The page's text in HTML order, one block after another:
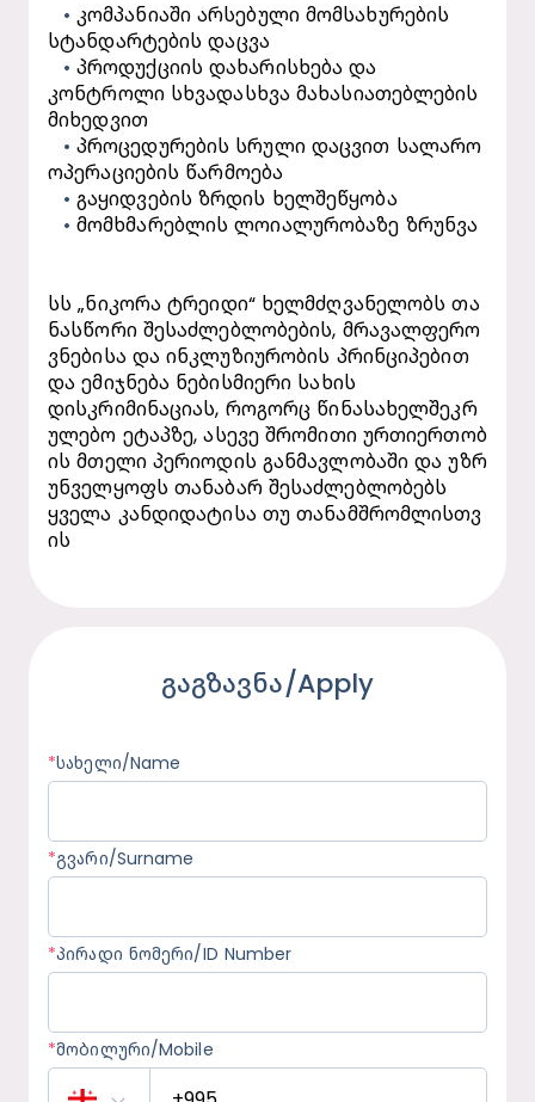
კომპანიაში არსებული მომსახურების
სტანდარტების დაცვა
პროდუქციის დახარისხება და
კონტროლი სხვადასხვა მახასიათებლების
მიხედვით
პროცედურების სრული დაცვით სალარო
ოპერაციების წარმოება
გაყიდვების ზრდის ხელშეწყობა
მომხმარებლის ლოიალურობაზე ზრუნვა
სს „ნიკორა ტრეიდი“ ხელმძღვანელობს თა
ნასწორი შესაძლებლობების, მრავალფერო
ვნებისა და ინკლუზიურობის პრინციპებით
და ემიჯნება ნებისმიერი სახის
დისკრიმინაციას, როგორც წინასახელშეკრ
ულებო ეტაპზე, ასევე შრომითი ურთიერთობ
ის მთელი პერიოდის განმავლობაში და უზრ
უნველყოფს თანაბარ შესაძლებლობებს
ყველა კანდიდატისა თუ თანამშრომლისთვ
ის
გაგზავნა/Apply
*სახელი/Name
*გვარი/Surname
*პირადი ნომერი/ID Number
*მობილური/Mobile